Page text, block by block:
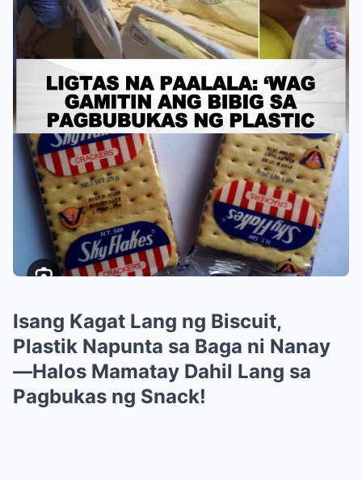
Isang Kagat Lang ng Biscuit,
Plastik Napunta sa Baga ni Nanay
—Halos Mamatay Dahil Lang sa
Pagbukas ng Snack!